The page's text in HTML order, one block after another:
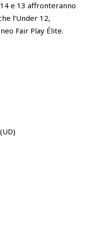
e 13 affronteranno
l’Under 12,
Fair Play Élite.